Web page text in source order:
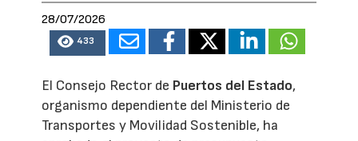
28/07/2026
433
El Consejo Rector de Puertos del Estado,
organismo dependiente del Ministerio de
Transportes y Movilidad Sostenible, ha